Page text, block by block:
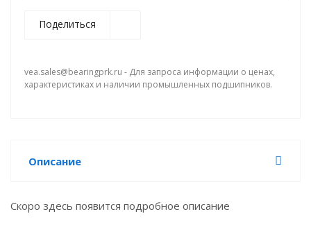
Поделиться
vea.sales@bearingprk.ru - Для запроса информации о ценах,
характеристиках и наличии промышленных подшипников.
Описание
Скоро здесь появится подробное описание